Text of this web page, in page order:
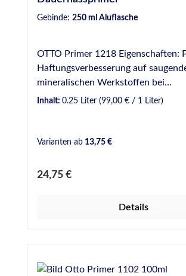
Gebinde: 250 ml Aluflasche
OTTO Primer 1218 Eigenschaften: Primer zur
Haftungsverbesserung auf
mineralischen Werkstoffen bei
Dauernassbelastung. Ablüftezeit
Sicherheitsdatenblatt. Anwendungsgebiete:
mineralischen Werkstoffen (z. B.
Mörtel, Fugenmörtel) und Keramik.
auf unglasierten keramischen
Inhalt: 0.25 Liter (99,00 € / 1 Liter)
Varianten ab 13,75 €
Regulärer Preis:
24,75 €
Details